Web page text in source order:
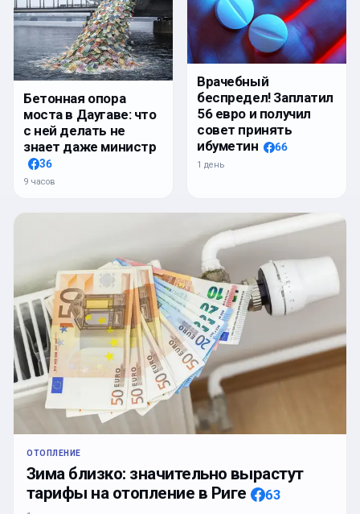
Бетонная опора
моста в Даугаве: что
с ней делать не
знает даже министр
36
9 часов
Врачебный
беспредел! Заплатил
56 евро и получил
совет принять
ибуметин
66
1 день
ОТОПЛЕНИЕ
Зима близко: значительно вырастут
тарифы на отопление в Риге
63